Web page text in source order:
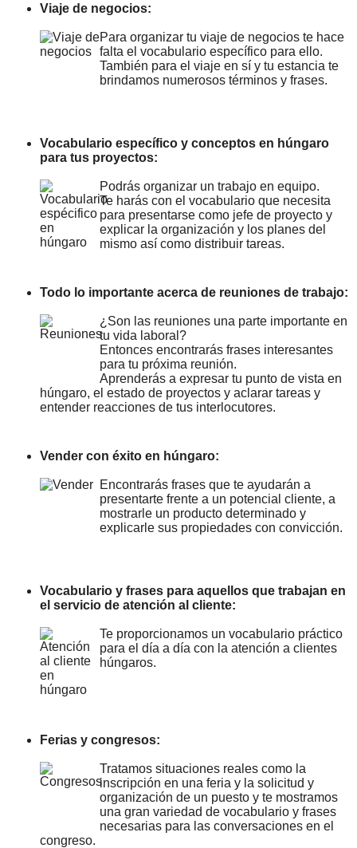
Viaje de negocios:
Para organizar tu viaje de negocios te hace
falta el vocabulario específico para ello.
También para el viaje en sí y tu estancia te
brindamos numerosos términos y frases.
Vocabulario específico y conceptos en húngaro
para tus proyectos:
Podrás organizar un trabajo en equipo.
Te harás con el vocabulario que necesita
para presentarse como jefe de proyecto y
explicar la organización y los planes del
mismo así como distribuir tareas.
Todo lo importante acerca de reuniones de trabajo:
¿Son las reuniones una parte importante en
tu vida laboral?
Entonces encontrarás frases interesantes
para tu próxima reunión.
Aprenderás a expresar tu punto de vista en
húngaro, el estado de proyectos y aclarar tareas y
entender reacciones de tus interlocutores.
Vender con éxito en húngaro:
Encontrarás frases que te ayudarán a
presentarte frente a un potencial cliente, a
mostrarle un producto determinado y
explicarle sus propiedades con convicción.
Vocabulario y frases para aquellos que trabajan en
el servicio de atención al cliente:
Te proporcionamos un vocabulario práctico
para el día a día con la atención a clientes
húngaros.
Ferias y congresos:
Tratamos situaciones reales como la
inscripción en una feria y la solicitud y
organización de un puesto y te mostramos
una gran variedad de vocabulario y frases
necesarias para las conversaciones en el
congreso.